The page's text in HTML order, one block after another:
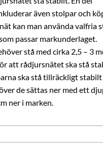
även stolpar och
kan man använda valfria
passar markunderlaget.
stå med cirka 2,5 – 3
att rådjursnätet ska stå
ska stå tillräckligt stabilt
de sättas ner med ett
ner i marken.